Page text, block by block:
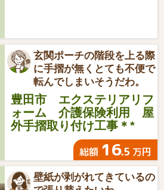
玄関ポーチの階段を上る際
に手摺が無くとても不便で
転んでしまいそうだわ。
豊田市 エクステリアリフ
ォーム 介護保険利用 屋
外手摺取り付け工事＊*
総額 16.5 万円
壁紙が剥がれてきているの